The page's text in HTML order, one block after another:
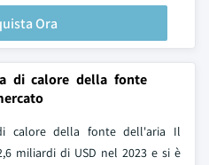
Ora
di calore della fonte
calore della fonte dell'aria Il
miliardi di USD nel 2023 e si è